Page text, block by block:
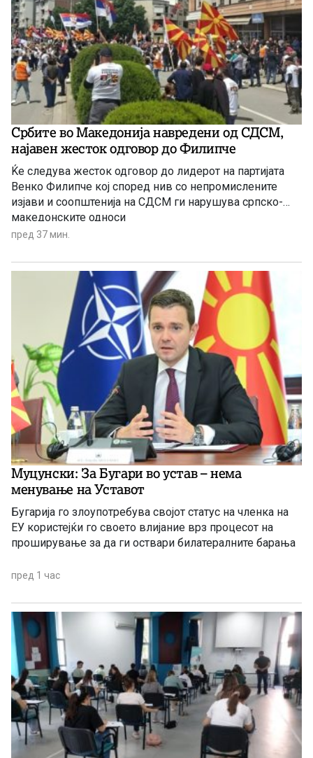
Србите во Македонија навредени од СДСМ,
најавен жесток одговор до Филипче
Ќе следува жесток одговор до лидерот на партијата
Венко Филипче кој според нив со непромислените
изјави и соопштенија на СДСМ ги нарушува српско-
македонските односи
пред 37 мин.
Муцунски: За Бугари во устав – нема
менување на Уставот
Бугарија го злоупотребува својот статус на членка на
ЕУ користејќи го своето влијание врз процесот на
проширување за да ги оствари билатералните барања
пред 1 час